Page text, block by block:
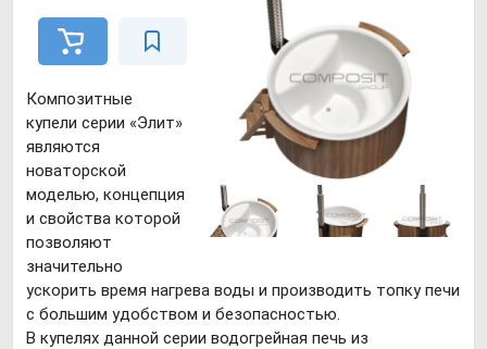
Композитные
купели серии «Элит»
являются
новаторской
моделью, концепция
и свойства которой
позволяют
значительно
ускорить время нагрева воды и производить топку печи
с большим удобством и безопасностью.
В купелях данной серии водогрейная печь из